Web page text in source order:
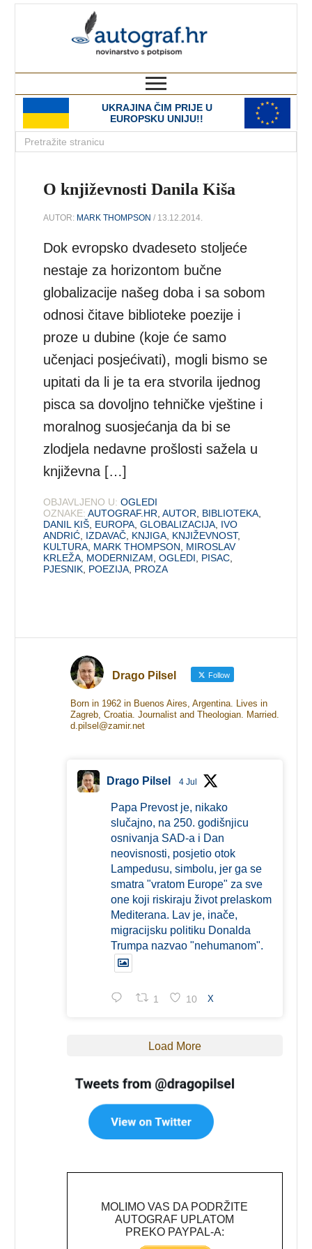
UKRAJINA ČIM PRIJE U
EUROPSKU UNIJU!!
O književnosti Danila Kiša
AUTOR: MARK THOMPSON / 13.12.2014.
Dok evropsko dvadeseto stoljeće
nestaje za horizontom bučne
globalizacije našeg doba i sa sobom
odnosi čitave biblioteke poezije i
proze u dubine (koje će samo
učenjaci posjećivati), mogli bismo se
upitati da li je ta era stvorila ijednog
pisca sa dovoljno tehničke vještine i
moralnog suosjećanja da bi se
zlodjela nedavne prošlosti sažela u
književna […]
OBJAVLJENO U: OGLEDI
OZNAKE: AUTOGRAF.HR ,AUTOR BIBLIOTEKA
DANIL KIŠ EUROPA ,GLOBALIZACIJA IVO
ANDRIĆ IZDAVAČ KNJIGA KNJIŽEVNOST,
KULTURA MARK THOMPSON
MIROSLAV
KRLEŽA MODERNIZAM ,OGLEDI PISAC
PJESNIK POEZIJA PROZA
Drago Pilsel Follow
Born in 1962 in Buenos Aires, Argentina. Lives in
Zagreb, Croatia. Journalist and Theologian. Married.
d.pilsel@zamir.net
Drago Pilsel 4 Jul
Papa Prevost je, nikako
slučajno, na 250. godišnjicu
osnivanja SAD-a i Dan
neovisnosti, posjetio otok
Lampedusu, simbolu, jer ga se
smatra "vratom Europe" za sve
one koji riskiraju život prelaskom
Mediterana. Lav je, inače,
migracijsku politiku Donalda
Trumpa nazvao "nehumanom".
1 10 X
Load More
MOLIMO VAS DA PODRŽITE
AUTOGRAF UPLATOM
PREKO PAYPAL-A: